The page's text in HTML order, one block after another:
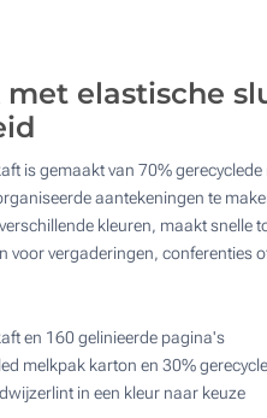
elastische
is gemaakt van 70%
aantekeningen te
kleuren, maakt snelle
voor vergaderingen, conferenties
en 160 gelinieerde pagina's
melkpak karton en 30%
in een kleur naar keuze